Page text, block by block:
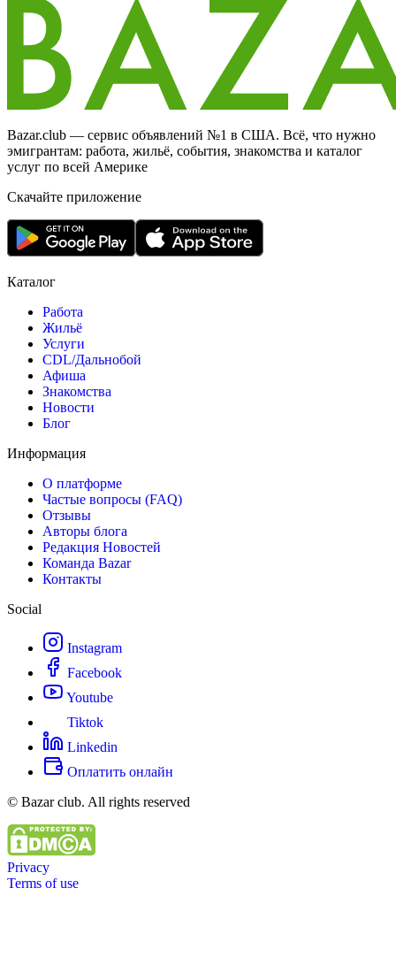
Bazar.club — сервис объявлений №1 в США. Всё, что нужно
эмигрантам: работа, жильё, события, знакомства и каталог
услуг по всей Америке
Скачайте приложение
Каталог
Работа
Жильё
Услуги
CDL/Дальнобой
Афиша
Знакомства
Новости
Блог
Информация
О платформе
Частые вопросы (FAQ)
Отзывы
Авторы блога
Редакция Новостей
Команда Bazar
Контакты
Social
Instagram
Facebook
Youtube
Tiktok
Linkedin
Оплатить онлайн
© Bazar club. All rights reserved
Privacy
Terms of use